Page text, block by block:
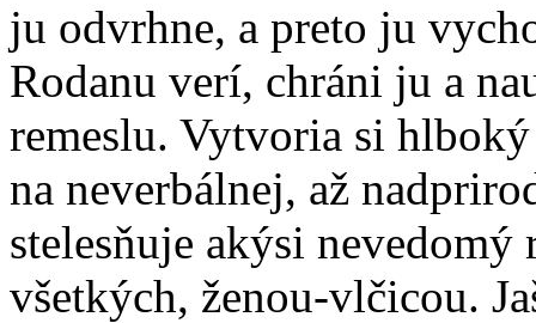
ju odvrhne, a preto ju
Rodanu verí, chráni ju a
remeslu. Vytvoria si
na neverbálnej, až
stelesňuje akýsi
všetkých, ženou-vlčicou.